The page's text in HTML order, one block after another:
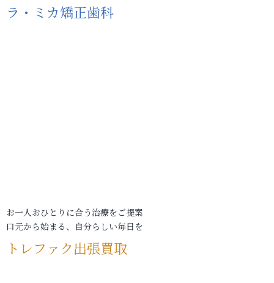
ラ・ミカ矯正歯科
お一人おひとりに合う治療をご提案
口元から始まる、自分らしい毎日を
トレファク出張買取